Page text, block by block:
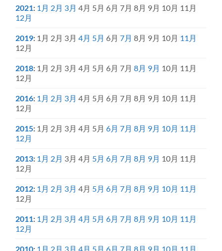
2021: 1月 2月 3月 4月 5月 6月 7月 8月 9月 10月 11月
12月
2019: 1月 2月 3月 4月 5月 6月 7月 8月 9月 10月 11月
12月
2018: 1月 2月 3月 4月 5月 6月 7月 8月 9月 10月 11月
12月
2016: 1月 2月 3月 4月 5月 6月 7月 8月 9月 10月 11月
12月
2015: 1月 2月 3月 4月 5月 6月 7月 8月 9月 10月 11月
12月
2013: 1月 2月 3月 4月 5月 6月 7月 8月 9月 10月 11月
12月
2012: 1月 2月 3月 4月 5月 6月 7月 8月 9月 10月 11月
12月
2011: 1月 2月 3月 4月 5月 6月 7月 8月 9月 10月 11月
12月
2010: 1月 2月 3月 4月 5月 6月 7月 8月 9月 10月 11月